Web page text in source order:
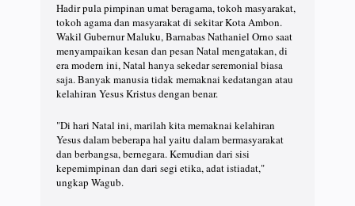
Hadir pula pimpinan umat beragama, tokoh masyarakat,
tokoh agama dan masyarakat di sekitar Kota Ambon.
Wakil Gubernur Maluku, Barnabas Nathaniel Orno saat
menyampaikan kesan dan pesan Natal mengatakan, di
era modern ini, Natal hanya sekedar seremonial biasa
saja. Banyak manusia tidak memaknai kedatangan atau
kelahiran Yesus Kristus dengan benar.
"Di hari Natal ini, marilah kita memaknai kelahiran
Yesus dalam beberapa hal yaitu dalam bermasyarakat
dan berbangsa, bernegara. Kemudian dari sisi
kepemimpinan dan dari segi etika, adat istiadat,"
ungkap Wagub.